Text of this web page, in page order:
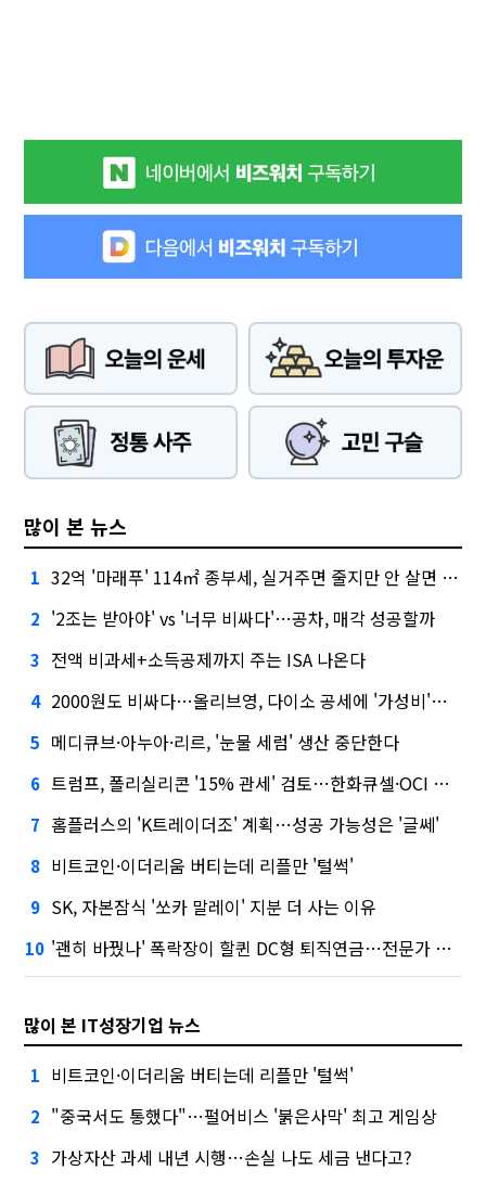
많이 본 뉴스
1 32억 '마래푸' 114㎡ 종부세, 실거주면 줄지만 안 살면 2.5배
2 '2조는 받아야' vs '너무 비싸다'…공차, 매각 성공할까
3 전액 비과세+소득공제까지 주는 ISA 나온다
4 2000원도 비싸다…올리브영, 다이소 공세에 '가성비'로 맞불
5 메디큐브·아누아·리르, '눈물 세럼' 생산 중단한다
6 트럼프, 폴리실리콘 '15% 관세' 검토…한화큐셀·OCI 영향은?
7 홈플러스의 'K트레이더조' 계획…성공 가능성은 '글쎄'
8 비트코인·이더리움 버티는데 리플만 '털썩'
9 SK, 자본잠식 '쏘카 말레이' 지분 더 사는 이유
10 '괜히 바꿨나' 폭락장이 할퀸 DC형 퇴직연금…전문가 조언은
많이 본 IT성장기업 뉴스
1 비트코인·이더리움 버티는데 리플만 '털썩'
2 "중국서도 통했다"…펄어비스 '붉은사막' 최고 게임상
3 가상자산 과세 내년 시행…손실 나도 세금 낸다고?